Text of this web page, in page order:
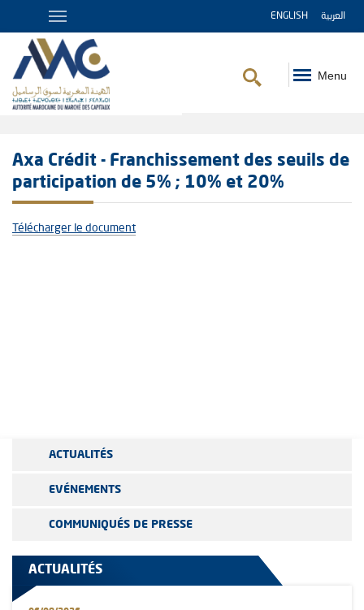
ENGLISH العربية
Menu
Axa Crédit - Franchissement des seuils de
participation de 5% ; 10% et 20%
Télécharger le document
ACTUALITÉS
EVÉNEMENTS
COMMUNIQUÉS DE PRESSE
ACTUALITÉS